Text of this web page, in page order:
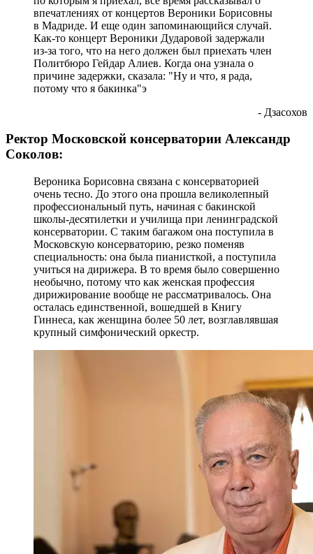
впечатлениях от концертов Вероники Борисовны
в Мадриде. И еще один запоминающийся случай.
Как-то концерт Вероники Дударовой задержали
из-за того, что на него должен был приехать член
Политбюро Гейдар Алиев. Когда она узнала о
причине задержки, сказала: "Ну и что, я рада,
потому что я бакинка"э
- Дзасохов
Ректор Московской консерватории Александр
Соколов:
Вероника Борисовна связана с консерваторией
очень тесно. До этого она прошла великолепный
профессиональный путь, начиная с бакинской
школы-десятилетки и училища при ленинградской
консерватории. С таким багажом она поступила в
Московскую консерваторию, резко поменяв
специальность: она была пианисткой, а поступила
учиться на дирижера. В то время было совершенно
необычно, потому что как женская профессия
дирижирование вообще не рассматривалось. Она
осталась единственной, вошедшей в Книгу
Гиннеса, как женщина более 50 лет, возглавлявшая
крупный симфонический оркестр.